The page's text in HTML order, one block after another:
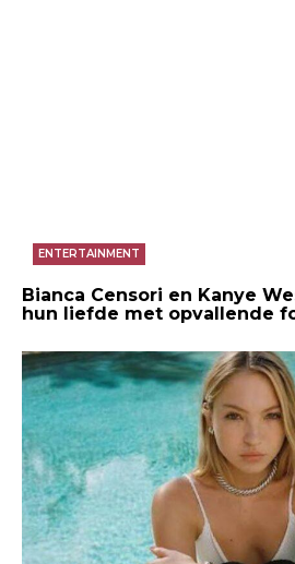
ENTERTAINMENT
Bianca Censori en Kanye
hun liefde met opvallende